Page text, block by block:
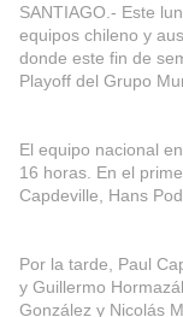
SANTIAGO.- Este
equipos chileno y
donde este fin de
Playoff del Grupo
El equipo nacional
16 horas. En el
Capdeville, Hans
Por la tarde, Paul
y Guillermo
González y Nicolás